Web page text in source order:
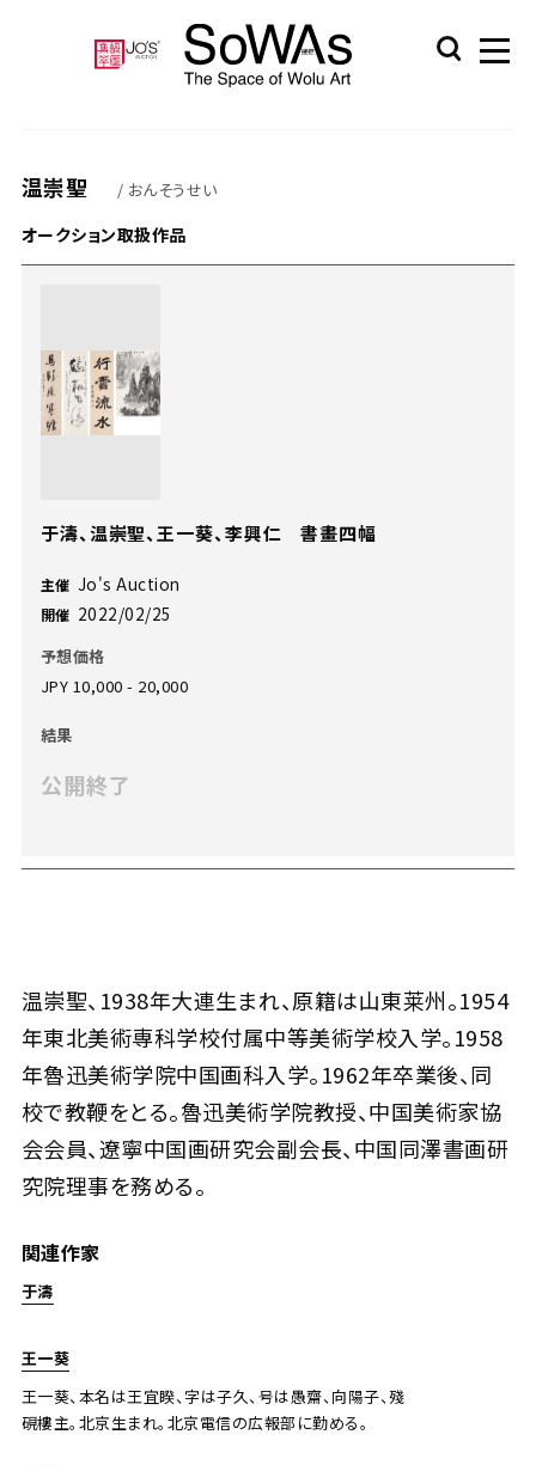
温崇聖 / おんそうせい
温崇聖、1938年大連生まれ、原籍は山東莱州。1954
年東北美術専科学校付属中等美術学校入学。1958
年魯迅美術学院中国画科入学。1962年卒業後、同
校で教鞭をとる。魯迅美術学院教授、中国美術家協
会会員、遼寧中国画研究会副会長、中国同澤書画研
究院理事を務める。
関連作家
于濤
王一葵
王一葵、本名は王宜睽、字は子久、号は愚齋、向陽子、殘
硯樓主。北京生まれ。北京電信の広報部に勤める。
オークション取扱作品
于濤、温崇聖、王一葵、李興仁 書畫四幅
主催 Jo's Auction
開催 2022/02/25
予想価格
JPY 10,000 - 20,000
結果
公開終了